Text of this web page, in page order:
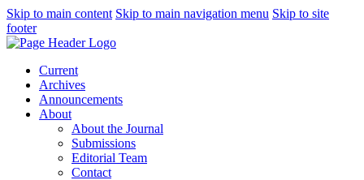
Skip to main content Skip to main navigation menu Skip to site
footer
Current
Archives
Announcements
About
About the Journal
Submissions
Editorial Team
Contact